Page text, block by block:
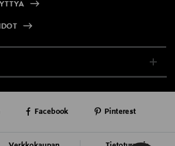
Facebook Pinterest